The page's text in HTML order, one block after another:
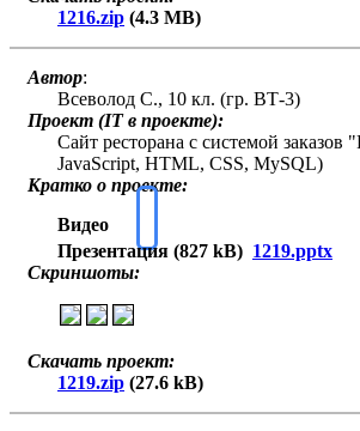
1216.zip (4.3 MB)
Автор:
Всеволод С., 10 кл. (гр. ВТ-3)
Проект (IT в проекте):
Сайт ресторана с системой заказов
JavaScript, HTML, CSS, MySQL)
Кратко о проекте:
Видео
Презентация (827 kB) 1219.pptx
Скриншоты:
Скачать проект:
1219.zip (27.6 kB)